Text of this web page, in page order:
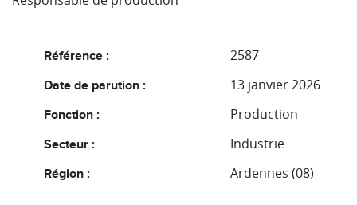
Référence : 2587
Date de parution : 13 janvier 2026
Fonction : Production
Secteur : Industrie
Région : Ardennes (08)